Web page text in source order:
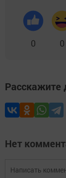
0 0
Расскажите
Нет